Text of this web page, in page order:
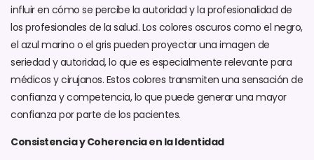
influir en cómo se percibe la autoridad y la profesionalidad de
los profesionales de la salud. Los colores oscuros como el negro,
el azul marino o el gris pueden proyectar una imagen de
seriedad y autoridad, lo que es especialmente relevante para
médicos y cirujanos. Estos colores transmiten una sensación de
confianza y competencia, lo que puede generar una mayor
confianza por parte de los pacientes.
Consistencia y Coherencia en la Identidad